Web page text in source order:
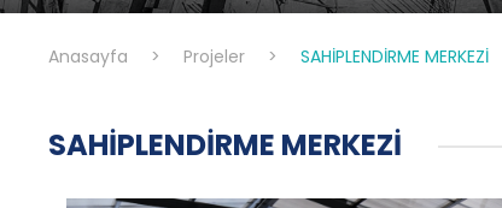
Anasayfa > Projeler > SAHİPLENDİRME MERKEZİ
SAHİPLENDİRME MERKEZİ